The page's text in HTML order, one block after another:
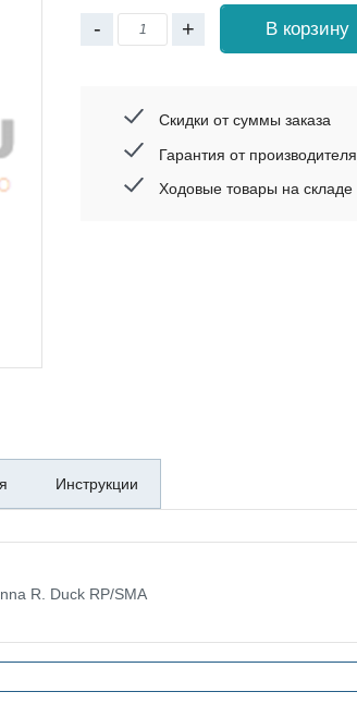
- + В корзину
Скидки от суммы заказа
Гарантия от производителя
Ходовые товары на складе
Инструкции
R. Duck RP/SMA